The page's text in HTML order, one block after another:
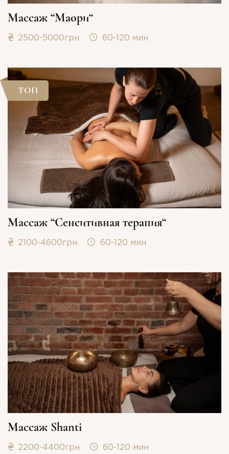
Массаж “Маори“
2500-5000грн 60-120 мин
ТОП
Массаж “Сенситивная терапия“
2100-4600грн 60-120 мин
Массаж Shanti
2200-4400грн 60-120 мин